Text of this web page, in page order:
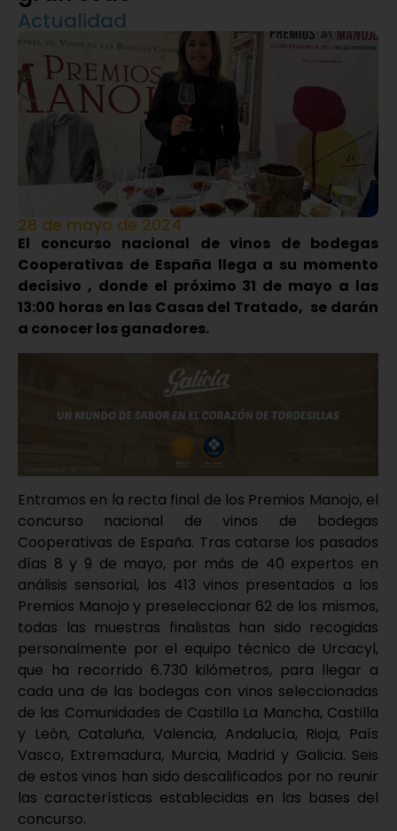
Actualidad
28 de mayo de 2024
El concurso nacional de vinos de bodegas
Cooperativas de España llega a su momento
decisivo , donde el próximo 31 de mayo a las
13:00 horas en las Casas del Tratado, se darán
a conocer los ganadores.
Entramos en la recta final de los Premios Manojo, el
concurso nacional de vinos de bodegas
Cooperativas de España. Tras catarse los pasados
días 8 y 9 de mayo, por más de 40 expertos en
análisis sensorial, los 413 vinos presentados a los
Premios Manojo y preseleccionar 62 de los mismos,
todas las muestras finalistas han sido recogidas
personalmente por el equipo técnico de Urcacyl,
que ha recorrido 6.730 kilómetros, para llegar a
cada una de las bodegas con vinos seleccionadas
de las Comunidades de Castilla La Mancha, Castilla
y León, Cataluña, Valencia, Andalucía, Rioja, País
Vasco, Extremadura, Murcia, Madrid y Galicia. Seis
de estos vinos han sido descalificados por no reunir
las características establecidas en las bases del
concurso.